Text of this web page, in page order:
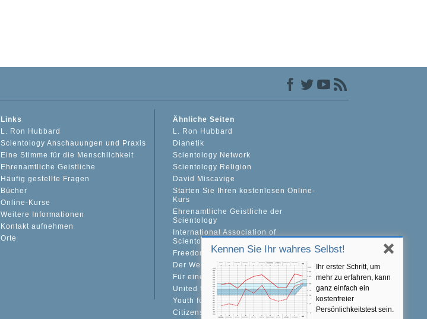
Kennen Sie Ihr wahres Selbst!
Ihr erster Schritt, um
mehr zu erfahren, kann
ganz einfach ein
kostenfreier
Persönlichkeitstest sein.
Links
L. Ron Hubbard
Scientology Anschauungen und Praxis
Eine Stimme für die Menschlichkeit
Ehrenamtliche Geistliche
Häufig gestellte Fragen
Bücher
Online-Kurse
Weitere Informationen
Kontakt aufnehmen
Orte
Ähnliche Seiten
L. Ron Hubbard
Dianetik
Scientology Network
Scientology Religion
David Miscavige
Starten Sie Ihren kostenlosen Online-
Kurs
Ehrenamtliche Geistliche der
Scientology
International Association of
Scientologists
Freedom Magazine
Der Weg zum Glücklichsein
Für eine Welt ohne Drogenkonsum
United for Human Rights
Youth for Human Rights
Citizens Commission on Human Rights